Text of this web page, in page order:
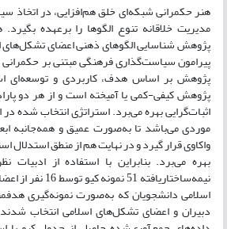
هنر حکمرانی شبکه‌ای خلق هم‌افزایی، در اتخاذ
مدیریت خلاقانه تنوع الگوها را برعهده
پژوهش شناسایی الگوهای ذهنی اعضای تشکل‌های
پیرامون سیاست‌گذاری فرهنگی مبتنی بر
پژوهش بر اساس هدف، کاربردی و
پژوهش کیفی-کمی یا آمیخته است و از هر دو
اثبات‌گرایی بهره می‌برد. استراتژی انتخاب شده
موردی می‌باشد تا به‌صورت عمیق و همه‌جانبه
واکاوی قرار گیرد و در نهایت هم از منطق استدلال
بهره می‌برد. بنابراین با استفاده از ادبیات
نیمه‌ساختاریافته 51
اسلامی دانشجویان که به‌صورت نمونه‌گیری
دبیران و اعضای تشکل‌های اسلامی انتخاب